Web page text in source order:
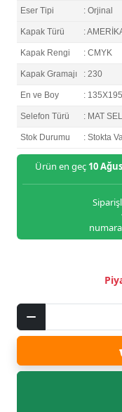
Eser Tipi : Orjinal
Kapak Türü :
Kapak Rengi : CMYK
Kapak Gramajı : 230
En ve Boy :
Selefon Türü : MAT
Stok Durumu : Stokta
Ürün en geç 10